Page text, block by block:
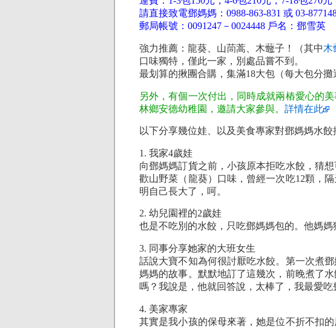
請直接致電鄧媽媽：0988-863-831 或 03-
郵局帳號：0091247－0024448 戶名：鄧雪英
強力推薦：龍葵、山茼蒿、木虌子！（其中木
口味獨特，僅此一家，別處品嘗不到。
最划算的揪團合購，集滿18大包（每大包分攤
另外，有個一次付出，同時成就兩樁愛心的
林鄉安德幼稚園，邀請大家參與。 詳情在此
以下分享幾位娃、以及美食專家對鄧媽媽水餃
1. 我家4歲娃
向鄧媽媽訂貨之前，小孩原本拒吃水餃，猜
歡山野菜（龍葵）口味，曾經一次吃12顆，
明自己長大了，呵。
2. 幼兒園裡的2歲娃
也是不吃別的水餃，只吃鄧媽媽包的。他媽
3. 同事分享她家的大班女生
話說大寶不知為何很討厭吃水餃。第一次煮
媽媽的故事。默默地訂了這幾次，前晚煮了
嗎？我說是，他就回答說，太棒了，我最愛
4. 美家專家
其實是我小孩的保母來著，她是位不折不扣